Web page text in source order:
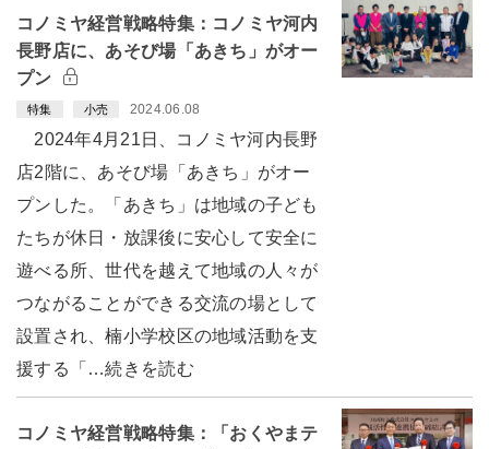
コノミヤ経営戦略特集：コノミヤ河内
長野店に、あそび場「あきち」がオー
プン
特集 小売 2024.06.08
2024年4月21日、コノミヤ河内長野
店2階に、あそび場「あきち」がオー
プンした。「あきち」は地域の子ども
たちが休日・放課後に安心して安全に
遊べる所、世代を越えて地域の人々が
つながることができる交流の場として
設置され、楠小学校区の地域活動を支
援する「…続きを読む
コノミヤ経営戦略特集：「おくやまテ